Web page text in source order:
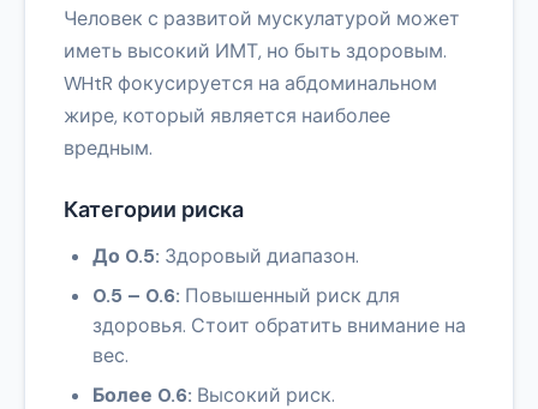
Человек с развитой мускулатурой может
иметь высокий ИМТ, но быть здоровым.
WHtR фокусируется на абдоминальном
жире, который является наиболее
вредным.
Категории риска
До 0.5: Здоровый диапазон.
0.5 – 0.6: Повышенный риск для
здоровья. Стоит обратить внимание на
вес.
Более 0.6: Высокий риск.